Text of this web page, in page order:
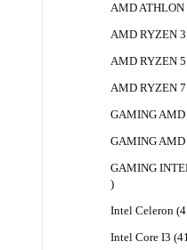
AMD ATHLON
AMD RYZEN 3
AMD RYZEN 5
AMD RYZEN 7
GAMING AMD
GAMING AMD
GAMING
1
Intel Celeron
Intel Core I3